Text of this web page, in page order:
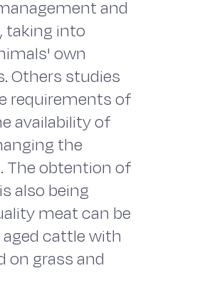
and
taking into
own
Others studies
requirements of
availability of
the
The obtention of
also being
meat can be
cattle with
on grass and